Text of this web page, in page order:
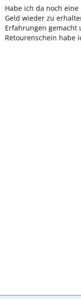
Habe ich da noch
Geld wieder zu
Erfahrungen gemacht
Retourenschein habe